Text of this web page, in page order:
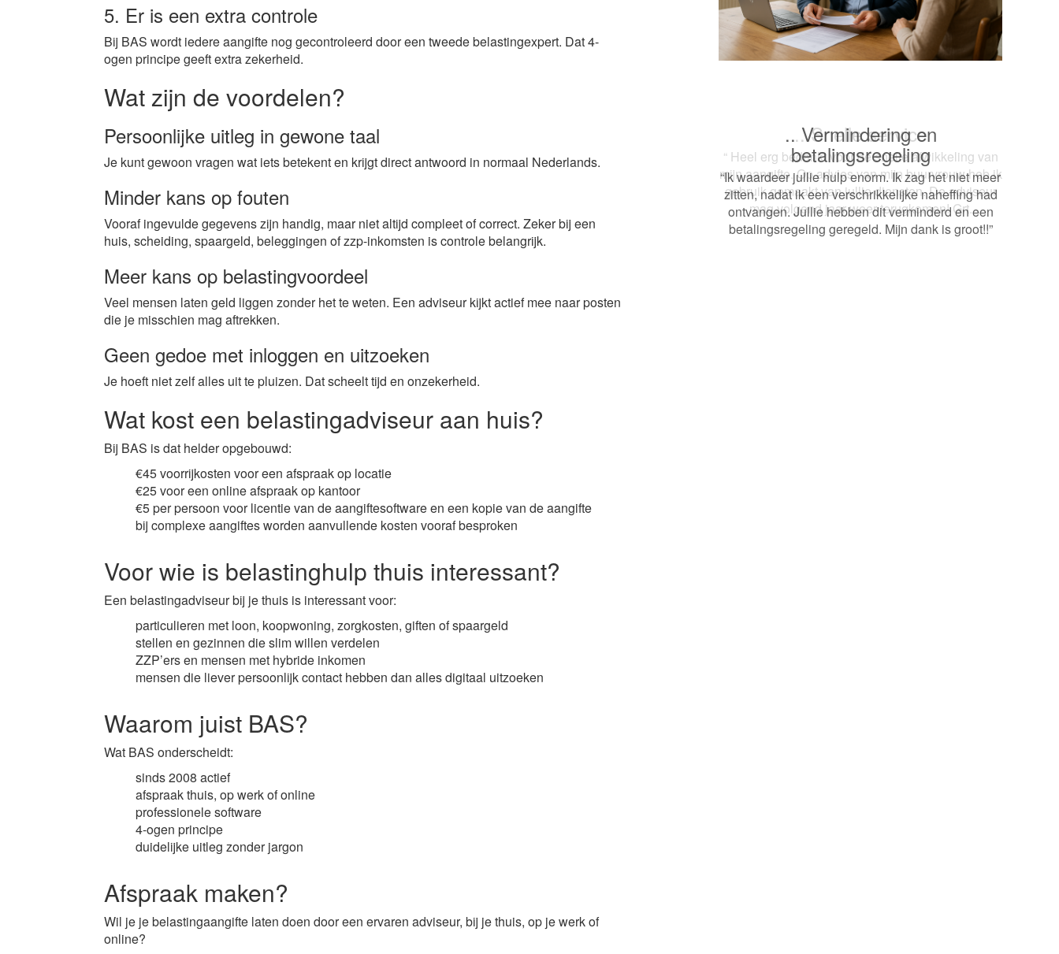
5. Er is een extra controle
Bij BAS wordt iedere aangifte nog gecontroleerd door een tweede belastingexpert. Dat 4-
ogen principe geeft extra zekerheid.
Wat zijn de voordelen?
Persoonlijke uitleg in gewone taal
Je kunt gewoon vragen wat iets betekent en krijgt direct antwoord in normaal Nederlands.
Minder kans op fouten
Vooraf ingevulde gegevens zijn handig, maar niet altijd compleet of correct. Zeker bij een
huis, scheiding, spaargeld, beleggingen of zzp-inkomsten is controle belangrijk.
Meer kans op belastingvoordeel
Veel mensen laten geld liggen zonder het te weten. Een adviseur kijkt actief mee naar posten
die je misschien mag aftrekken.
Geen gedoe met inloggen en uitzoeken
Je hoeft niet zelf alles uit te pluizen. Dat scheelt tijd en onzekerheid.
Wat kost een belastingadviseur aan huis?
Bij BAS is dat helder opgebouwd:
€45 voorrijkosten voor een afspraak op locatie
€25 voor een online afspraak op kantoor
€5 per persoon voor licentie van de aangiftesoftware en een kopie van de aangifte
bij complexe aangiftes worden aanvullende kosten vooraf besproken
Voor wie is belastinghulp thuis interessant?
Een belastingadviseur bij je thuis is interessant voor:
particulieren met loon, koopwoning, zorgkosten, giften of spaargeld
stellen en gezinnen die slim willen verdelen
ZZP’ers en mensen met hybride inkomen
mensen die liever persoonlijk contact hebben dan alles digitaal uitzoeken
Waarom juist BAS?
Wat BAS onderscheidt:
sinds 2008 actief
afspraak thuis, op werk of online
professionele software
4-ogen principe
duidelijke uitleg zonder jargon
Afspraak maken?
Wil je je belastingaangifte laten doen door een ervaren adviseur, bij je thuis, op je werk of
online?
.. Snelle service
“ Heel erg bedankt voor de snelle afwikkeling van
mijn aangifte. Op advies van mijn buurvrouw heb ik
gebruik gemaakt van jullie diensten. De adviseur
mag volgend jaar weer terugkomen! Grt.